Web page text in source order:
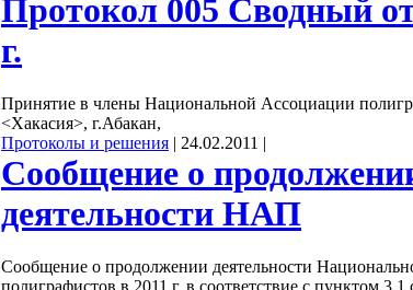
Протокол 005 Сводный
г.
Принятие в члены Национальной Ассоциации
<Хакасия>, г.Абакан,
Протоколы и решения | 24.02.2011 |
Сообщение о
деятельности НАП
Сообщение о продолжении деятельности